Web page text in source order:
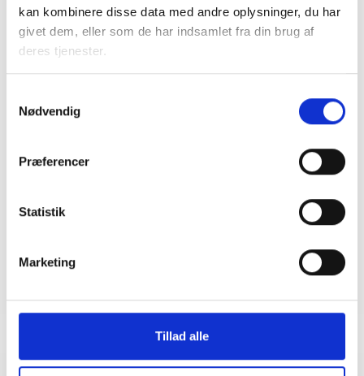
kan kombinere disse data med andre oplysninger, du har
givet dem, eller som de har indsamlet fra din brug af
deres tjenester.
Nødvendig
Præferencer
Statistik
Marketing
Tillad alle
Det er boligorganisationen, der skal være rekvirent.
Forløbet kan tilpasses efter rekvirentens ønsker. Prisen i
den forbindelse skal aftales
Kontakt